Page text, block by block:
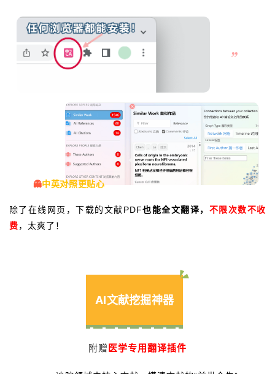
👻中英对照更贴心
除了在线网页，下载的文献PDF也能全文翻译， 不限次数不收
费，太爽了 ！
AI文献挖掘神器
附赠医学专用翻译插件